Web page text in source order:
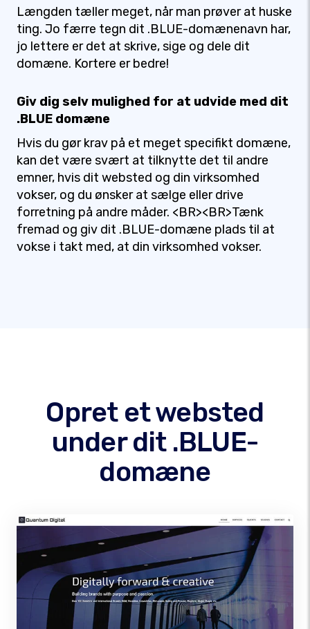
Længden tæller meget, når man prøver at huske
ting. Jo færre tegn dit .BLUE-domænenavn har,
jo lettere er det at skrive, sige og dele dit
domæne. Kortere er bedre!
Giv dig selv mulighed for at udvide med dit
.BLUE domæne
Hvis du gør krav på et meget specifikt domæne,
kan det være svært at tilknytte det til andre
emner, hvis dit websted og din virksomhed
vokser, og du ønsker at sælge eller drive
forretning på andre måder. <BR><BR>Tænk
fremad og giv dit .BLUE-domæne plads til at
vokse i takt med, at din virksomhed vokser.
Opret et websted
under dit .BLUE-
domæne